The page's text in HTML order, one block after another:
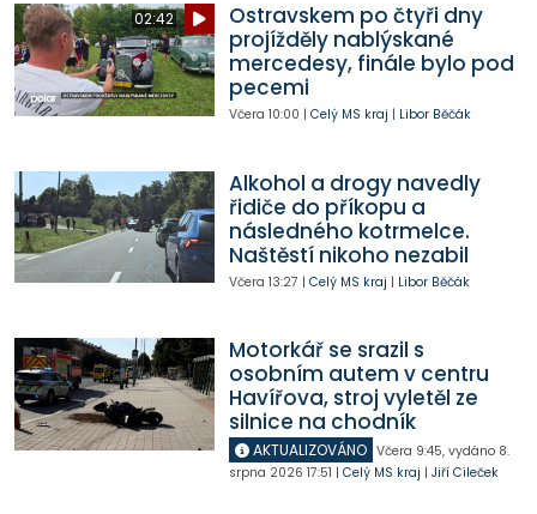
02:42
Ostravskem po čtyři dny
projížděly nablýskané
mercedesy, finále bylo pod
pecemi
Včera 10:00 | Celý MS kraj | Libor Běčák
Alkohol a drogy navedly
řidiče do příkopu a
následného kotrmelce.
Naštěstí nikoho nezabil
Včera 13:27 | Celý MS kraj | Libor Běčák
Motorkář se srazil s
osobním autem v centru
Havířova, stroj vyletěl ze
silnice na chodník
AKTUALIZOVÁNO Včera 9:45, vydáno 8.
srpna 2026 17:51 | Celý MS kraj | Jiří Cileček